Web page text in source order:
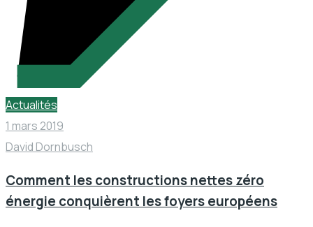
Actualités
1 mars 2019
David Dornbusch
Comment les constructions nettes zéro
énergie conquièrent les foyers européens